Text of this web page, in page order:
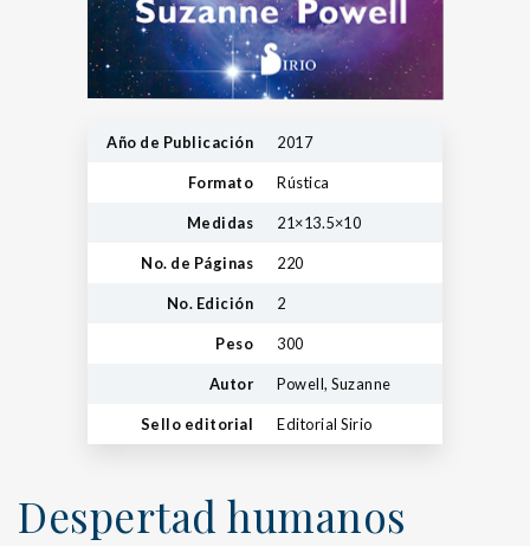
Año de Publicación 2017
Formato Rústica
Medidas 21×13.5×10
No. de Páginas 220
No. Edición 2
Peso 300
Autor Powell, Suzanne
Sello editorial Editorial Sirio
Despertad humanos